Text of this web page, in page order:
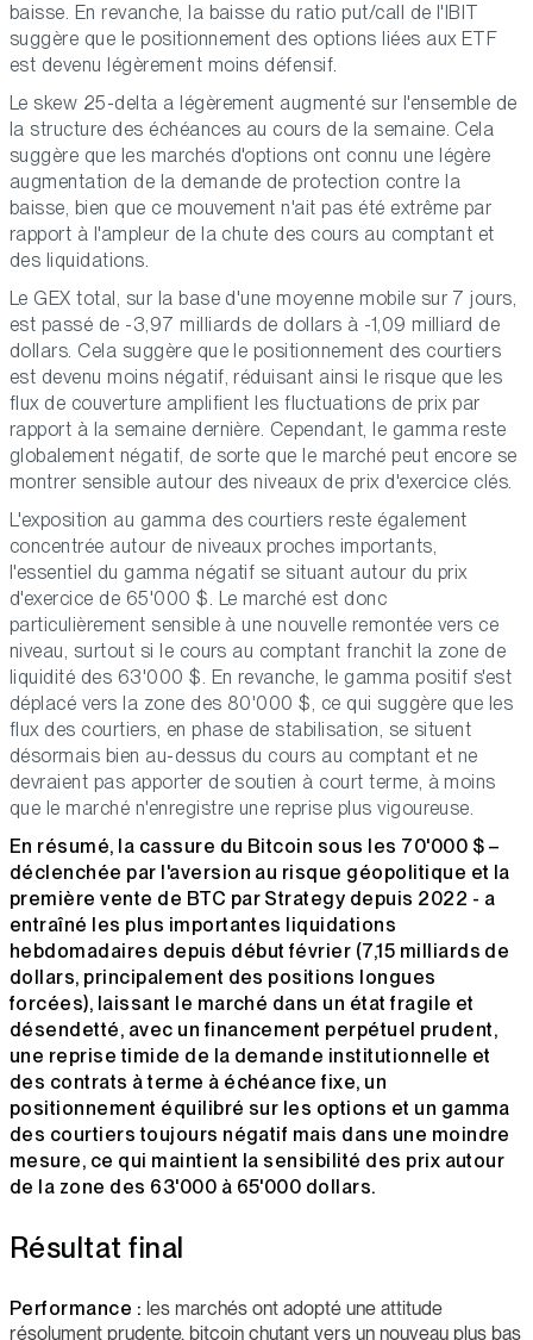
baisse. En revanche, la baisse du ratio put/call de l'IBIT
suggère que le positionnement des options liées aux ETF
est devenu légèrement moins défensif.
Le skew 25-delta a légèrement augmenté sur l'ensemble de
la structure des échéances au cours de la semaine. Cela
suggère que les marchés d'options ont connu une légère
augmentation de la demande de protection contre la
baisse, bien que ce mouvement n'ait pas été extrême par
rapport à l'ampleur de la chute des cours au comptant et
des liquidations.
Le GEX total, sur la base d'une moyenne mobile sur 7 jours,
est passé de -3,97 milliards de dollars à -1,09 milliard de
dollars. Cela suggère que le positionnement des courtiers
est devenu moins négatif, réduisant ainsi le risque que les
flux de couverture amplifient les fluctuations de prix par
rapport à la semaine dernière. Cependant, le gamma reste
globalement négatif, de sorte que le marché peut encore se
montrer sensible autour des niveaux de prix d'exercice clés.
L'exposition au gamma des courtiers reste également
concentrée autour de niveaux proches importants,
l'essentiel du gamma négatif se situant autour du prix
d'exercice de 65'000 $. Le marché est donc
particulièrement sensible à une nouvelle remontée vers ce
niveau, surtout si le cours au comptant franchit la zone de
liquidité des 63'000 $. En revanche, le gamma positif s'est
déplacé vers la zone des 80'000 $, ce qui suggère que les
flux des courtiers, en phase de stabilisation, se situent
désormais bien au-dessus du cours au comptant et ne
devraient pas apporter de soutien à court terme, à moins
que le marché n'enregistre une reprise plus vigoureuse.
En résumé, la cassure du Bitcoin sous les 70'000 $ –
déclenchée par l'aversion au risque géopolitique et la
première vente de BTC par Strategy depuis 2022 - a
entraîné les plus importantes liquidations
hebdomadaires depuis début février (7,15 milliards de
dollars, principalement des positions longues
forcées), laissant le marché dans un état fragile et
désendetté, avec un financement perpétuel prudent,
une reprise timide de la demande institutionnelle et
des contrats à terme à échéance fixe, un
positionnement équilibré sur les options et un gamma
des courtiers toujours négatif mais dans une moindre
mesure, ce qui maintient la sensibilité des prix autour
de la zone des 63'000 à 65'000 dollars.
Résultat final
Performance : les marchés ont adopté une attitude
résolument prudente, bitcoin chutant vers un nouveau plus bas